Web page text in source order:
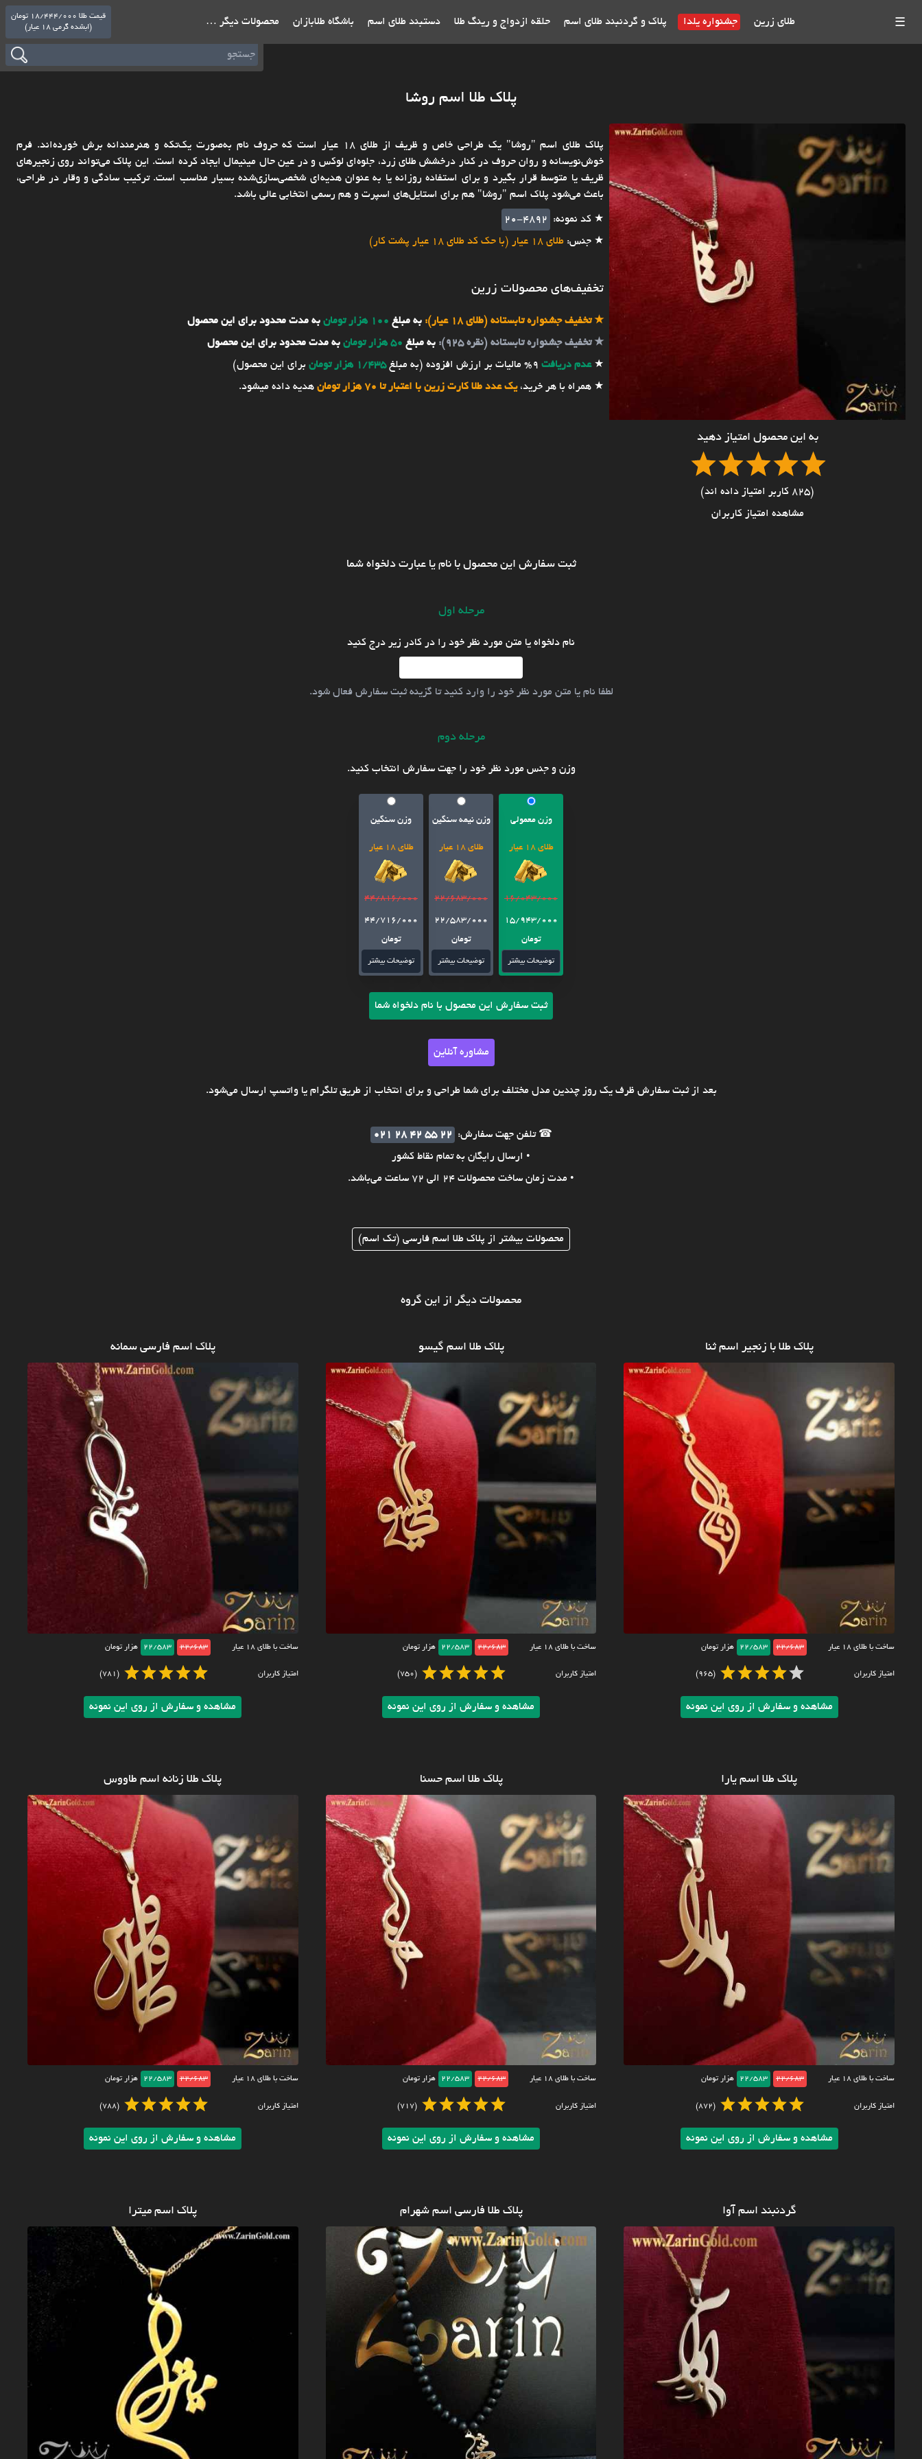
☰ طلای زرین جشنواره یلدا پلاک و گردنبند طلای اسم حلقه ازدواج و رینگ طلا دستبند طلای اسم باشگاه طلابازان محصولات دیگر …
قیمت طلا 18/444/000 تومان
(ابشده گرمی 18 عیار)
پلاک طلا اسم روشا
به این محصول امتیاز دهید
(825 کاربر امتیاز داده اند)
مشاهده امتیاز کاربران
پلاک طلای اسم "روشا" یک طراحی خاص و ظریف از طلای ۱۸ عیار است که حروف نام به‌صورت یک‌تکه و هنرمندانه برش خورده‌اند. فرم
خوش‌نویسانه و روان حروف در کنار درخشش طلای زرد، جلوه‌ای لوکس و در عین حال مینیمال ایجاد کرده است. این پلاک می‌تواند روی زنجیرهای
ظریف یا متوسط قرار بگیرد و برای استفاده روزانه یا به عنوان هدیه‌ای شخصی‌سازی‌شده بسیار مناسب است. ترکیب سادگی و وقار در طراحی،
باعث می‌شود پلاک اسم "روشا" هم برای استایل‌های اسپرت و هم رسمی انتخابی عالی باشد.
★ کد نمونه:
20-4892
★ جنس: طلای 18 عیار (با حک کد طلای 18 عیار پشت کار)
تخفیف‌های محصولات زرین
★تخفیف جشنواره تابستانه (طلای 18 عیار): به مبلغ 100 هزار تومان
به مدت محدود برای این محصول
★تخفیف جشنواره تابستانه (نقره 925): به مبلغ 50 هزار تومان
به مدت محدود برای این محصول
★عدم دریافت 9% مالیات بر ارزش افزوده (به مبلغ 1/435 هزار تومان
برای این محصول)
★ همراه با هر خرید،یک عدد طلا کارت زرین با اعتبار تا 70 هزار تومان هدیه داده میشود.
ثبت سفارش این محصول با نام یا عبارت دلخواه شما
مرحله اول
نام دلخواه یا متن مورد نظر خود را در کادر زیر درج کنید
لطفا نام یا متن مورد نظر خود را وارد کنید تا گزینه ثبت سفارش فعال شود.
مرحله دوم
وزن و جنس مورد نظر خود را جهت سفارش انتخاب کنید.
وزن معمولی
طلای 18 عیار
16/043/000
15/943/000
تومان
توضیحات بیشتر
وزن نیمه سنگین
طلای 18 عیار
22/683/000
22/583/000
تومان
توضیحات بیشتر
وزن سنگین
طلای 18 عیار
44/816/000
44/716/000
تومان
توضیحات بیشتر
ثبت سفارش این محصول با نام دلخواه شما
مشاوره آنلاین
بعد از ثبت سفارش ظرف یک روز چندین مدل مختلف برای شما طراحی و برای انتخاب از طریق تلگرام یا واتسپ ارسال می‌شود.
☎ تلفن جهت سفارش:
021 28 42 55 22
• ارسال رایگان به تمام نقاط کشور
• مدت زمان ساخت محصولات 24 الی 72 ساعت می‌باشد.
محصولات بیشتر از پلاک طلا اسم فارسی (تک اسم)
محصولات دیگر از این گروه
پلاک طلا با زنجیر اسم ثنا
ساخت با طلای ۱۸ عیار 22/683
22/583 هزار تومان
امتیاز کاربران (965)
مشاهده و سفارش از روی این نمونه
پلاک طلا اسم گیسو
ساخت با طلای ۱۸ عیار 22/683
22/583 هزار تومان
امتیاز کاربران (750)
مشاهده و سفارش از روی این نمونه
پلاک اسم فارسی سمانه
ساخت با طلای ۱۸ عیار 22/683
22/583 هزار تومان
امتیاز کاربران (781)
مشاهده و سفارش از روی این نمونه
پلاک طلا اسم یارا
ساخت با طلای ۱۸ عیار 22/683
22/583 هزار تومان
امتیاز کاربران (872)
مشاهده و سفارش از روی این نمونه
پلاک طلا اسم حسنا
ساخت با طلای ۱۸ عیار 22/683
22/583 هزار تومان
امتیاز کاربران (717)
مشاهده و سفارش از روی این نمونه
پلاک طلا زنانه اسم طاووس
ساخت با طلای ۱۸ عیار 22/683
22/583 هزار تومان
امتیاز کاربران (788)
مشاهده و سفارش از روی این نمونه
گردنبند اسم آوا پلاک طلا فارسی اسم شهرام پلاک اسم میترا